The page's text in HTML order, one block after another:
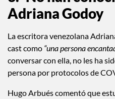
Adriana Godoy
La escritora venezolana
cast como “una persona
conversar con ella, no les ha
persona por protocolos de
Hugo Arbués comentó que